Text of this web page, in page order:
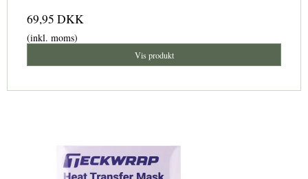
69,95 DKK
(inkl. moms)
Vis produkt